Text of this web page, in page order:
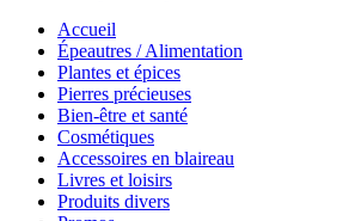
Accueil
Épeautres / Alimentation
Plantes et épices
Pierres précieuses
Bien-être et santé
Cosmétiques
Accessoires en blaireau
Livres et loisirs
Produits divers